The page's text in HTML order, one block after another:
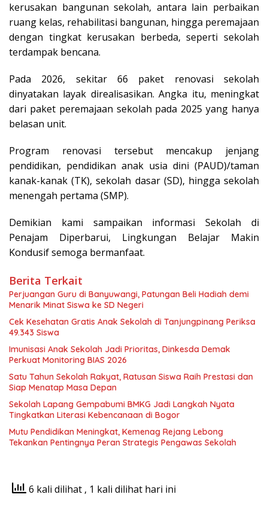
kerusakan bangunan sekolah, antara lain perbaikan
ruang kelas, rehabilitasi bangunan, hingga peremajaan
dengan tingkat kerusakan berbeda, seperti sekolah
terdampak bencana.
Pada 2026, sekitar 66 paket renovasi sekolah
dinyatakan layak direalisasikan. Angka itu, meningkat
dari paket peremajaan sekolah pada 2025 yang hanya
belasan unit.
Program renovasi tersebut mencakup jenjang
pendidikan, pendidikan anak usia dini (PAUD)/taman
kanak-kanak (TK), sekolah dasar (SD), hingga sekolah
menengah pertama (SMP).
Demikian kami sampaikan informasi Sekolah di
Penajam Diperbarui, Lingkungan Belajar Makin
Kondusif semoga bermanfaat.
Berita Terkait
Perjuangan Guru di Banyuwangi, Patungan Beli Hadiah demi
Menarik Minat Siswa ke SD Negeri
Cek Kesehatan Gratis Anak Sekolah di Tanjungpinang Periksa
49.343 Siswa
Imunisasi Anak Sekolah Jadi Prioritas, Dinkesda Demak
Perkuat Monitoring BIAS 2026
Satu Tahun Sekolah Rakyat, Ratusan Siswa Raih Prestasi dan
Siap Menatap Masa Depan
Sekolah Lapang Gempabumi BMKG Jadi Langkah Nyata
Tingkatkan Literasi Kebencanaan di Bogor
Mutu Pendidikan Meningkat, Kemenag Rejang Lebong
Tekankan Pentingnya Peran Strategis Pengawas Sekolah
6 kali dilihat , 1 kali dilihat hari ini